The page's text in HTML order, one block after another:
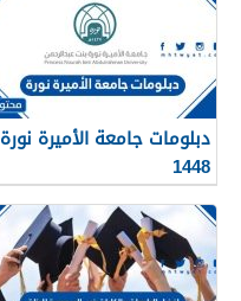
دبلومات جامعة الأميرة نورة
1448